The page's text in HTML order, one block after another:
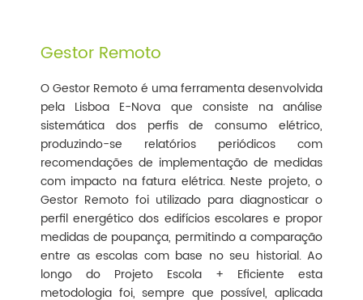
Gestor Remoto
O Gestor Remoto é uma ferramenta desenvolvida
pela Lisboa E-Nova que consiste na análise
sistemática dos perfis de consumo elétrico,
produzindo-se relatórios periódicos com
recomendações de implementação de medidas
com impacto na fatura elétrica. Neste projeto, o
Gestor Remoto foi utilizado para diagnosticar o
perfil energético dos edifícios escolares e propor
medidas de poupança, permitindo a comparação
entre as escolas com base no seu historial. Ao
longo do Projeto Escola + Eficiente esta
metodologia foi, sempre que possível, aplicada